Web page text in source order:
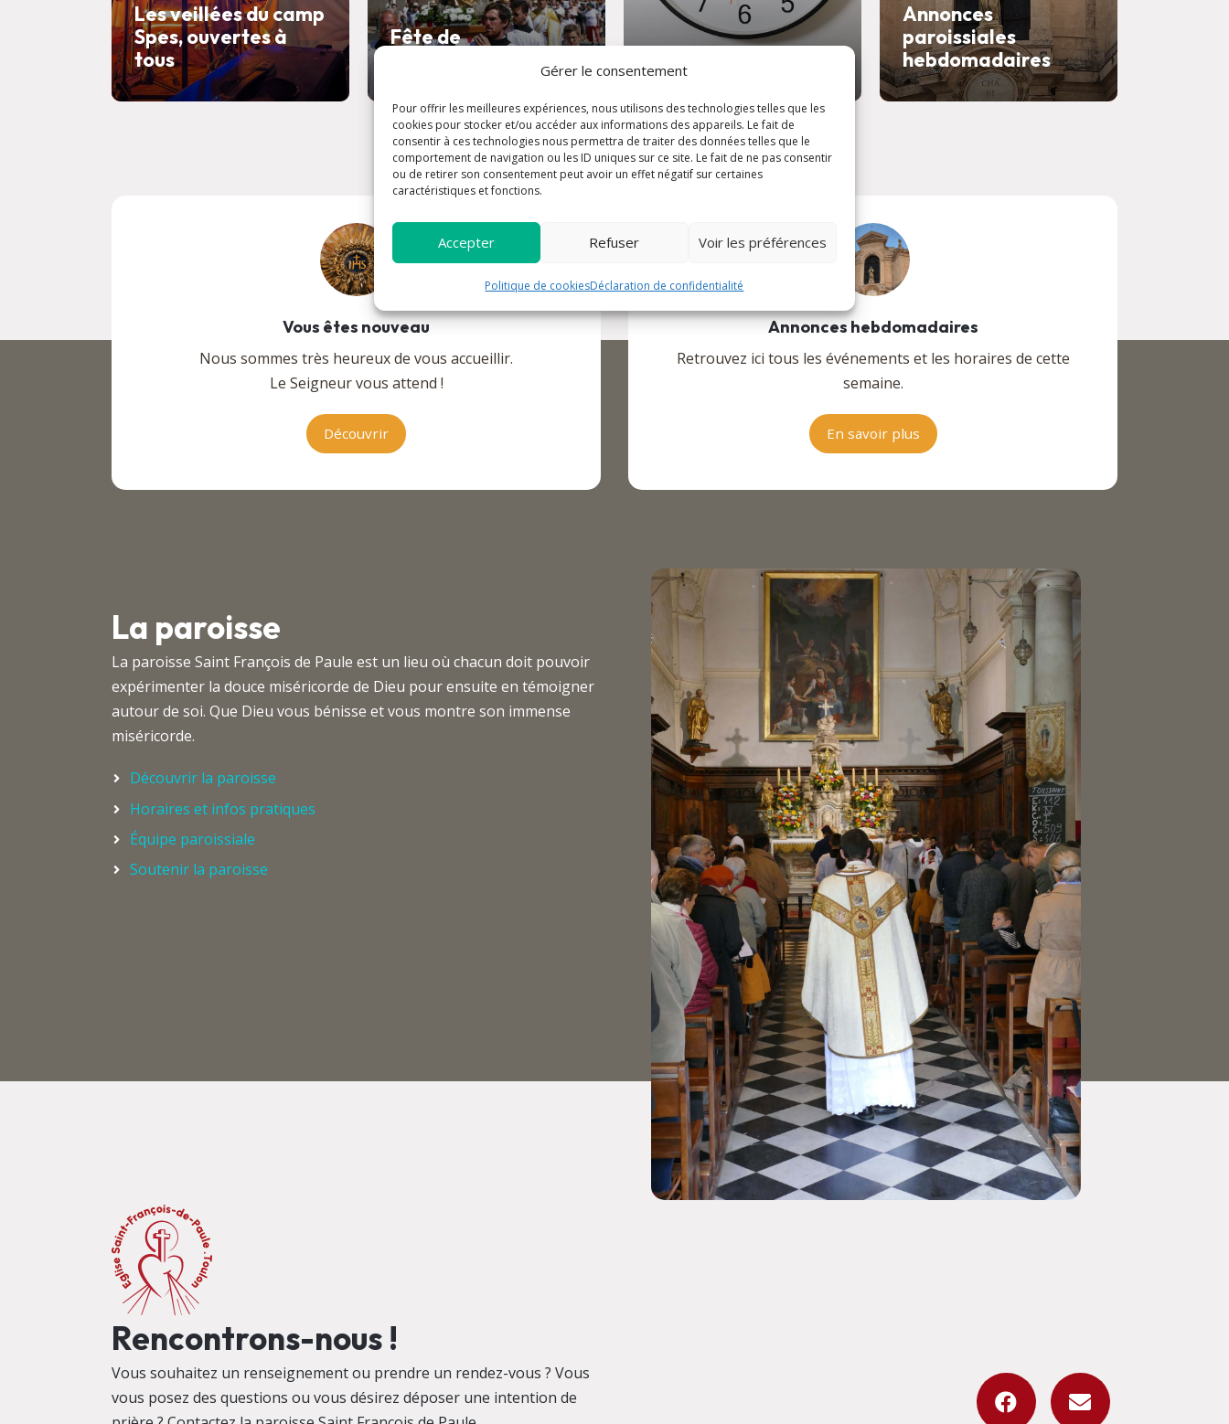
Gérer le consentement
Pour offrir les meilleures expériences, nous utilisons des technologies telles que les
cookies pour stocker et/ou accéder aux informations des appareils. Le fait de
consentir à ces technologies nous permettra de traiter des données telles que le
comportement de navigation ou les ID uniques sur ce site. Le fait de ne pas consentir
ou de retirer son consentement peut avoir un effet négatif sur certaines
caractéristiques et fonctions.
Accepter Refuser Voir les préférences
Politique de cookiesDéclaration de confidentialité
Les veillées du camp
Spes, ouvertes à
tous
Fête de
Annonces
paroissiales
hebdomadaires
Vous êtes nouveau
Nous sommes très heureux de vous accueillir.
Le Seigneur vous attend !
Découvrir
Annonces hebdomadaires
Retrouvez ici tous les événements et les horaires de cette
semaine.
En savoir plus
La paroisse
La paroisse Saint François de Paule est un lieu où chacun doit pouvoir
expérimenter la douce miséricorde de Dieu pour ensuite en témoigner
autour de soi. Que Dieu vous bénisse et vous montre son immense
miséricorde.
Découvrir la paroisse
Horaires et infos pratiques
Équipe paroissiale
Soutenir la paroisse
Rencontrons-nous !
Vous souhaitez un renseignement ou prendre un rendez-vous ? Vous
vous posez des questions ou vous désirez déposer une intention de